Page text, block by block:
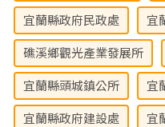
宜蘭縣政府民政處 宜
礁溪鄉觀光產業發展所
宜蘭縣頭城鎮公所 宜
宜蘭縣政府建設處 宜